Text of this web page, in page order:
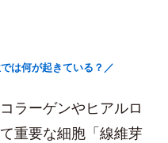
は何が起きている？／
ラーゲンやヒアルロ
重要な細胞「線維芽